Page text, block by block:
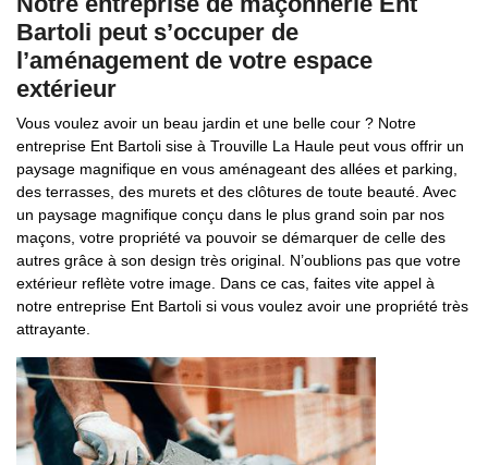
Bartoli peut s’occuper de
l’aménagement de votre espace
extérieur
Vous voulez avoir un beau jardin et une belle cour ? Notre
entreprise Ent Bartoli sise à Trouville La Haule peut vous offrir un
paysage magnifique en vous aménageant des allées et parking,
des terrasses, des murets et des clôtures de toute beauté. Avec
un paysage magnifique conçu dans le plus grand soin par nos
maçons, votre propriété va pouvoir se démarquer de celle des
autres grâce à son design très original. N’oublions pas que votre
extérieur reflète votre image. Dans ce cas, faites vite appel à
notre entreprise Ent Bartoli si vous voulez avoir une propriété très
attrayante.